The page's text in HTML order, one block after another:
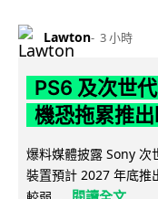
Lawton 3 小時
PS6 及次世
機恐拖累推出
爆料媒體披露 Sony 次
裝置預計 2027 年底推